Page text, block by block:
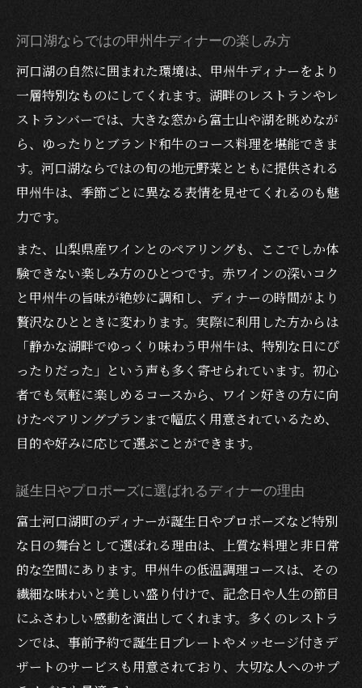
河口湖ならではの甲州牛ディナーの楽しみ方
河口湖の自然に囲まれた環境は、甲州牛ディナーをより
一層特別なものにしてくれます。湖畔のレストランやレ
ストランバーでは、大きな窓から富士山や湖を眺めなが
ら、ゆったりとブランド和牛のコース料理を堪能できま
す。河口湖ならではの旬の地元野菜とともに提供される
甲州牛は、季節ごとに異なる表情を見せてくれるのも魅
力です。
また、山梨県産ワインとのペアリングも、ここでしか体
験できない楽しみ方のひとつです。赤ワインの深いコク
と甲州牛の旨味が絶妙に調和し、ディナーの時間がより
贅沢なひとときに変わります。実際に利用した方からは
「静かな湖畔でゆっくり味わう甲州牛は、特別な日にぴ
ったりだった」という声も多く寄せられています。初心
者でも気軽に楽しめるコースから、ワイン好きの方に向
けたペアリングプランまで幅広く用意されているため、
目的や好みに応じて選ぶことができます。
誕生日やプロポーズに選ばれるディナーの理由
富士河口湖町のディナーが誕生日やプロポーズなど特別
な日の舞台として選ばれる理由は、上質な料理と非日常
的な空間にあります。甲州牛の低温調理コースは、その
繊細な味わいと美しい盛り付けで、記念日や人生の節目
にふさわしい感動を演出してくれます。多くのレストラ
ンでは、事前予約で誕生日プレートやメッセージ付きデ
ザートのサービスも用意されており、大切な人へのサプ